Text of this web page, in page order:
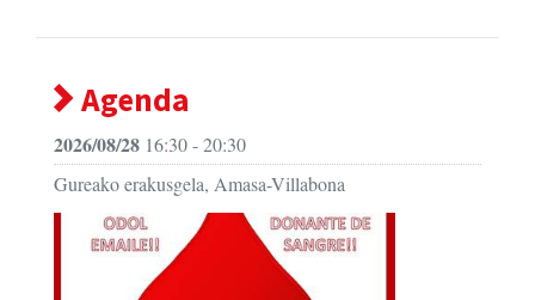
Agenda
2026/08/28 16:30 - 20:30
Gureako erakusgela, Amasa-Villabona